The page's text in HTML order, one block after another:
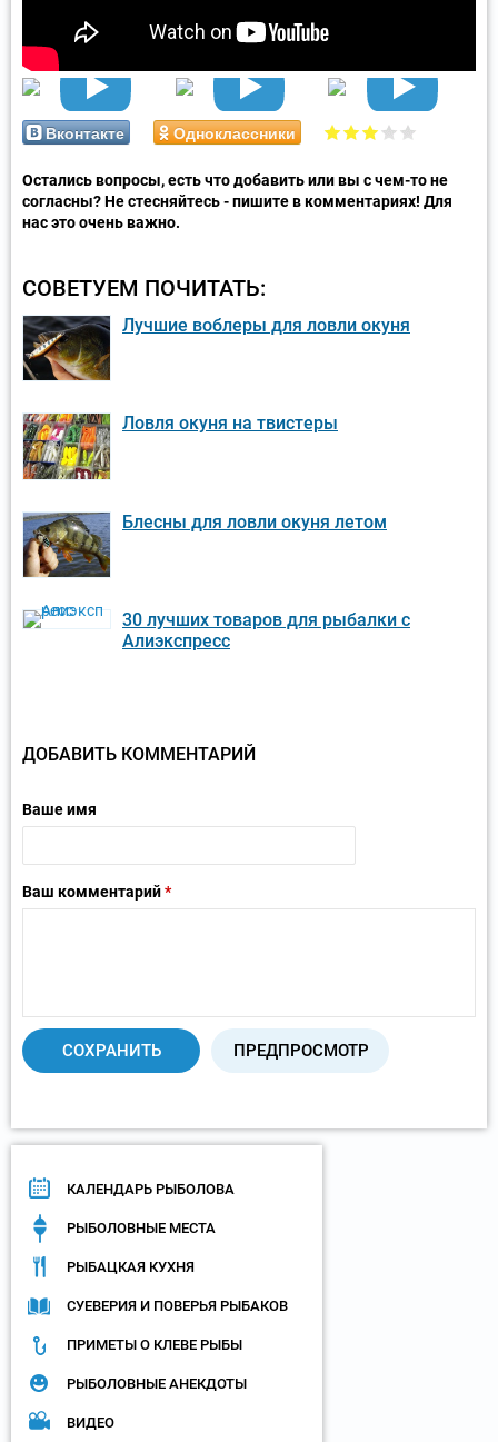
Вконтакте Одноклассники
Остались вопросы, есть что добавить или вы с чем-то не
согласны? Не стесняйтесь - пишите в комментариях! Для
нас это очень важно.
СОВЕТУЕМ ПОЧИТАТЬ:
Лучшие воблеры для ловли окуня
Ловля окуня на твистеры
Блесны для ловли окуня летом
30 лучших товаров для рыбалки с
Алиэкспресс
ДОБАВИТЬ КОММЕНТАРИЙ
Ваше имя
Ваш комментарий*
КАЛЕНДАРЬ РЫБОЛОВА
РЫБОЛОВНЫЕ МЕСТА
РЫБАЦКАЯ КУХНЯ
СУЕВЕРИЯ И ПОВЕРЬЯ РЫБАКОВ
ПРИМЕТЫ О КЛЕВЕ РЫБЫ
РЫБОЛОВНЫЕ АНЕКДОТЫ
ВИДЕО